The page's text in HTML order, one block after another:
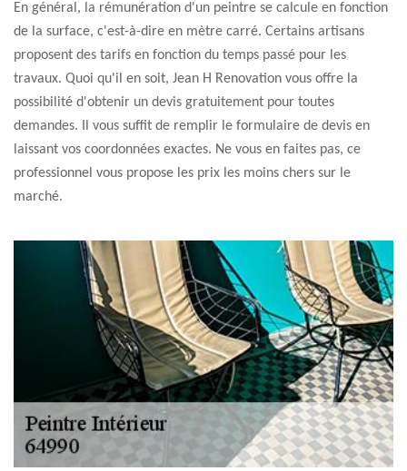
En général, la rémunération d'un peintre se calcule en fonction
de la surface, c'est-à-dire en mètre carré. Certains artisans
proposent des tarifs en fonction du temps passé pour les
travaux. Quoi qu'il en soit, Jean H Renovation vous offre la
possibilité d'obtenir un devis gratuitement pour toutes
demandes. Il vous suffit de remplir le formulaire de devis en
laissant vos coordonnées exactes. Ne vous en faites pas, ce
professionnel vous propose les prix les moins chers sur le
marché.